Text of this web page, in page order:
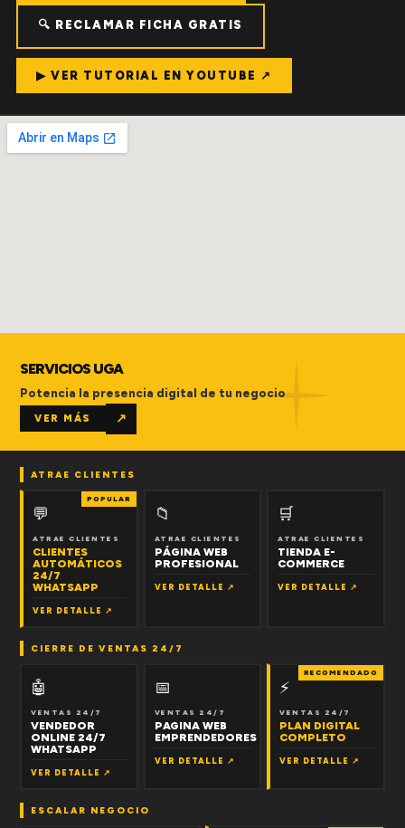
🔍 RECLAMAR FICHA GRATIS
▶ VER TUTORIAL EN YOUTUBE ↗
SERVICIOS UGA
Potencia la presencia digital de tu negocio
VER MÁS ↗
ATRAE CLIENTES
POPULAR
💬
ATRAE CLIENTES
CLIENTES
AUTOMÁTICOS
24/7
WHATSAPP
VER DETALLE ↗
📁
ATRAE CLIENTES
PÁGINA WEB
PROFESIONAL
VER DETALLE ↗
🛒
ATRAE CLIENTES
TIENDA E-
COMMERCE
VER DETALLE ↗
CIERRE DE VENTAS 24/7
🤖
VENTAS 24/7
VENDEDOR
ONLINE 24/7
WHATSAPP
VER DETALLE ↗
📅
VENTAS 24/7
PAGINA WEB
EMPRENDEDORES
VER DETALLE ↗
RECOMENDADO
⚡
VENTAS 24/7
PLAN DIGITAL
COMPLETO
VER DETALLE ↗
ESCALAR NEGOCIO